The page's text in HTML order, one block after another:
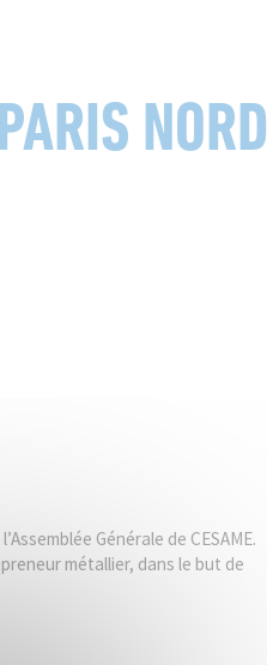
NORD
Générale de CESAME.
métallier, dans le but de